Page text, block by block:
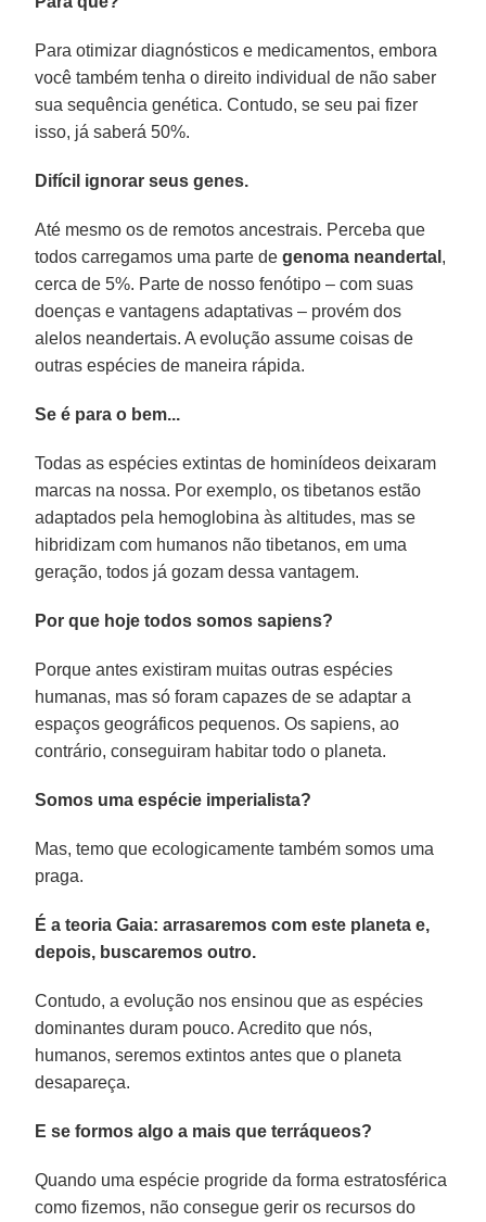
Para otimizar diagnósticos e medicamentos, embora
você também tenha o direito individual de não saber
sua sequência genética. Contudo, se seu pai fizer
isso, já saberá 50%.
Difícil ignorar seus genes.
Até mesmo os de remotos ancestrais. Perceba que
todos carregamos uma parte degenoma neandertal ,
cerca de 5%. Parte de nosso fenótipo – com suas
doenças e vantagens adaptativas – provém dos
alelos neandertais. A evolução assume coisas de
outras espécies de maneira rápida.
Se é para o bem...
Todas as espécies extintas de hominídeos deixaram
marcas na nossa. Por exemplo, os tibetanos estão
adaptados pela hemoglobina às altitudes, mas se
hibridizam com humanos não tibetanos, em uma
geração, todos já gozam dessa vantagem.
Por que hoje todos somos sapiens?
Porque antes existiram muitas outras espécies
humanas, mas só foram capazes de se adaptar a
espaços geográficos pequenos. Os sapiens, ao
contrário, conseguiram habitar todo o planeta.
Somos uma espécie imperialista?
Mas, temo que ecologicamente também somos uma
praga.
É a teoria Gaia: arrasaremos com este planeta e,
depois, buscaremos outro.
Contudo, a evolução nos ensinou que as espécies
dominantes duram pouco. Acredito que nós,
humanos, seremos extintos antes que o planeta
desapareça.
E se formos algo a mais que terráqueos?
Quando uma espécie progride da forma estratosférica
como fizemos, não consegue gerir os recursos do